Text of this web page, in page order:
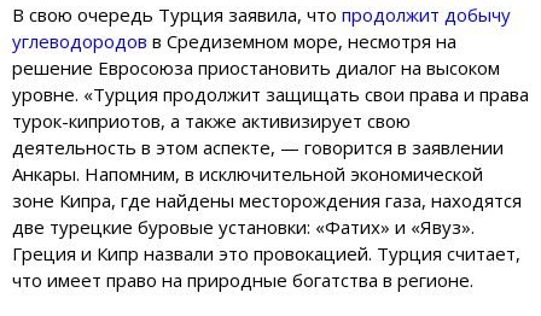
В свою очередь Турция заявила, что продолжит добычу
углеводородов в Средиземном море, несмотря на
решение Евросоюза приостановить диалог на высоком
уровне. «Турция продолжит защищать свои права и права
турок-киприотов, а также активизирует свою
деятельность в этом аспекте, — говорится в заявлении
Анкары. Напомним, в исключительной экономической
зоне Кипра, где найдены месторождения газа, находятся
две турецкие буровые установки: «Фатих» и «Явуз».
Греция и Кипр назвали это провокацией. Турция считает,
что имеет право на природные богатства в регионе.